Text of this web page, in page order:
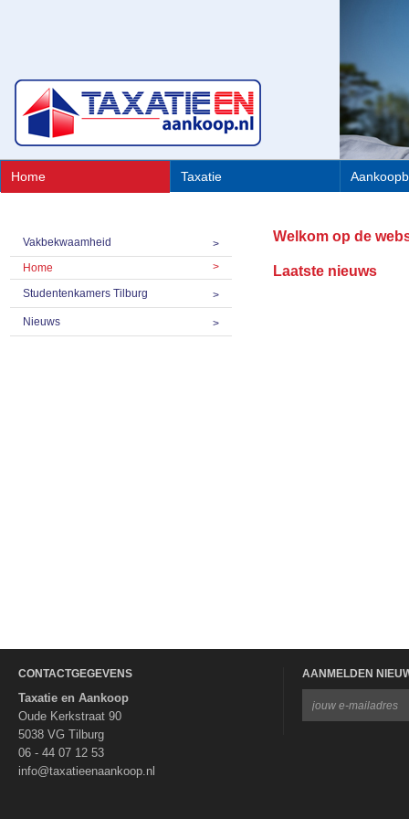
Home Taxatie
Vakbekwaamheid
Home
Studentenkamers Tilburg
Nieuws
Welkom op de
Laatste nieuws
CONTACTGEGEVENS
Taxatie en Aankoop
Oude Kerkstraat 90
5038 VG Tilburg
06 - 44 07 12 53
info@taxatieenaankoop.nl
AANMELDEN